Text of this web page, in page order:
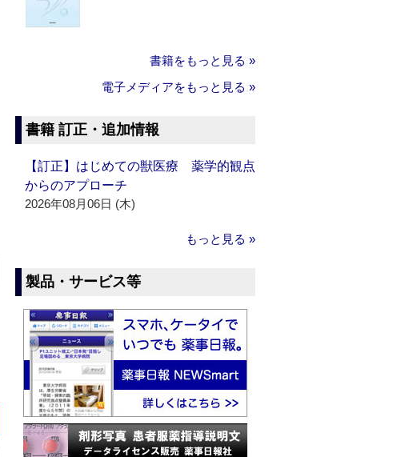
書籍をもっと見る »
電子メディアをもっと見る »
書籍 訂正・追加情報
【訂正】はじめての獣医療 薬学的観点
からのアプローチ
2026年08月06日 (木)
もっと見る »
製品・サービス等